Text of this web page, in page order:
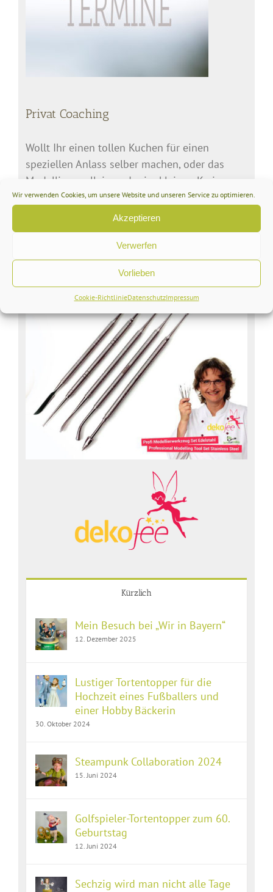
Wir verwenden Cookies, um unsere Website und unseren Service zu optimieren.
Akzeptieren
Verwerfen
Vorlieben
Cookie-RichtlinieDatenschutzImpressum
Privat Coaching
Wollt Ihr einen tollen Kuchen für einen
speziellen Anlass selber machen, oder das
Modellieren alleine oder im kleinen Kreise
lernen? Dann fragt doch mal für einen Privat
Coachingkurs an: info@keyforcakes.com
Meine eigenen Tools mit dekofee
Kürzlich
Mein Besuch bei „Wir in Bayern“
12. Dezember 2025
Lustiger Tortentopper für die
Hochzeit eines Fußballers und
einer Hobby Bäckerin
30. Oktober 2024
Steampunk Collaboration 2024
15. Juni 2024
Golfspieler-Tortentopper zum 60.
Geburtstag
12. Juni 2024
Sechzig wird man nicht alle Tage